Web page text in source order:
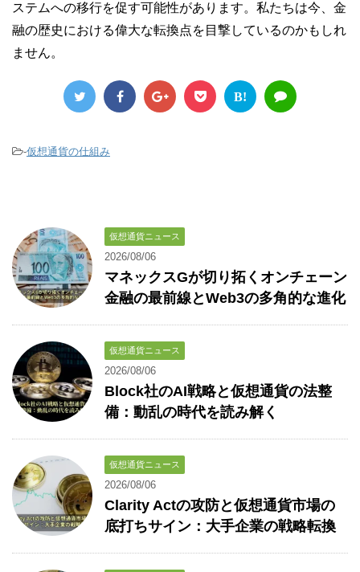
ステムへの移行を促す可能性があります。私たちは今、金
融の歴史における偉大な転換点を目撃しているのかもしれ
ません。
B!
-仮想通貨の仕組み
仮想通貨ニュース
2026/08/06
マネックスGが切り拓くオンチェーン
金融の最前線とWeb3の多角的な進化
仮想通貨ニュース
2026/08/06
Block社のAI戦略と仮想通貨の法整
備：動乱の時代を読み解く
仮想通貨ニュース
2026/08/06
Clarity Actの攻防と仮想通貨市場の
底打ちサイン：大手企業の戦略転換